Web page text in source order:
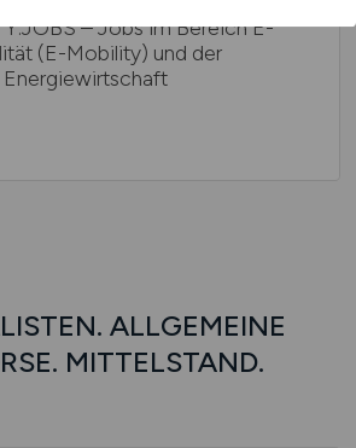
– Jobs im Bereich E-
(E-Mobility) und der
Energiewirtschaft
ALLGEMEINE
MITTELSTAND.